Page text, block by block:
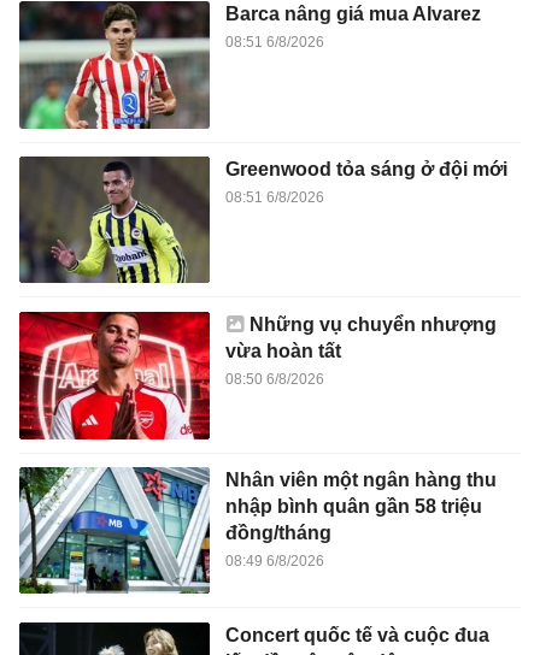
Barca nâng giá mua Alvarez
08:51 6/8/2026
Greenwood tỏa sáng ở đội mới
08:51 6/8/2026
Những vụ chuyển nhượng
vừa hoàn tất
08:50 6/8/2026
Nhân viên một ngân hàng thu
nhập bình quân gần 58 triệu
đồng/tháng
08:49 6/8/2026
Concert quốc tế và cuộc đua